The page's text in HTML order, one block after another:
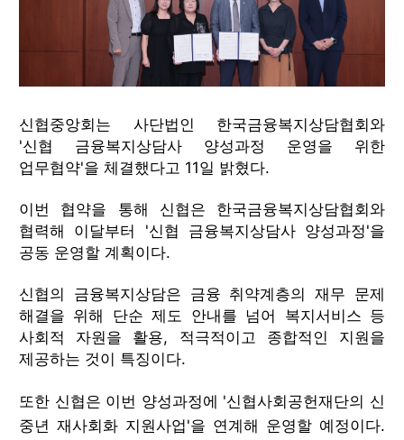
신협중앙회는 사단법인 한국금융복지상담협회와
'신협 금융복지상담사 양성과정 운영을 위한
업무협약'을 체결했다고 11일 밝혔다.
이번 협약을 통해 신협은 한국금융복지상담협회와
협력해 이달부터 '신협 금융복지상담사 양성과정'을
공동 운영할 계획이다.
신협의 금융복지상담은 금융 취약계층의 재무 문제
해결을 위해 단순 제도 안내를 넘어 복지서비스 등
사회적 자원을 활용, 적극적이고 종합적인 지원을
제공하는 것이 특징이다.
또한 신협은 이번 양성과정에 '신협사회공헌재단의 신
중년 재사회화 지원사업'을 연계해 운영할 예정이다.